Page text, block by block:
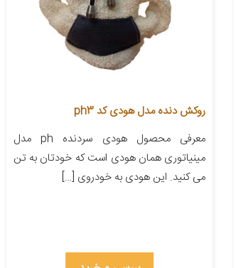
روکش دنده مدل هودی کد ph3
معرفی محصول هودی سردنده ph مدل
مینیاتوری همان هودی است که خودتان به تن
می کنید. این هودی به خودروی […]